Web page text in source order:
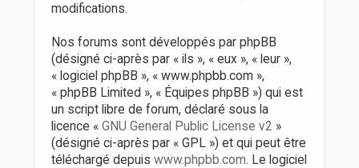
modifications.
Nos forums sont développés par phpBB
(désigné ci-après par « ils », « eux », « leur »,
« logiciel phpBB », « www.phpbb.com »,
« phpBB Limited », « Équipes phpBB ») qui est
un script libre de forum, déclaré sous la
licence « GNU General Public License v2 »
(désigné ci-après par « GPL ») et qui peut être
téléchargé depuis www.phpbb.com. Le logiciel